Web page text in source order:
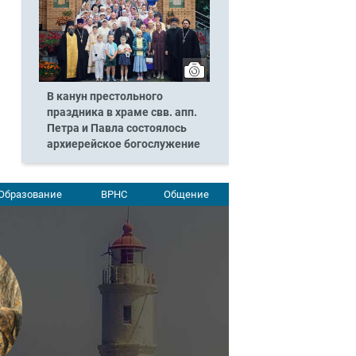
В канун престольного
праздника в храме свв. апп.
Петра и Павла состоялось
архиерейское богослужение
ВРНС Общение